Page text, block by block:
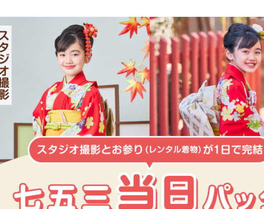
閉じる
お宮参り
お食い初め
お誕生日（バースデーフォ
ト）
デー
マタニティ
ないばあっ！」なかよしフォト
入園・入学
桃の節句・ひな
十歳（ととせ）
成人式
家族写真
大人の記念日（
プロフィール・
閉じる
台紙
プリント写真
ム
画像データ販売
ズ
ないばあっ！」なかよしフォトグッズ
スタンダードセ
「いないいない